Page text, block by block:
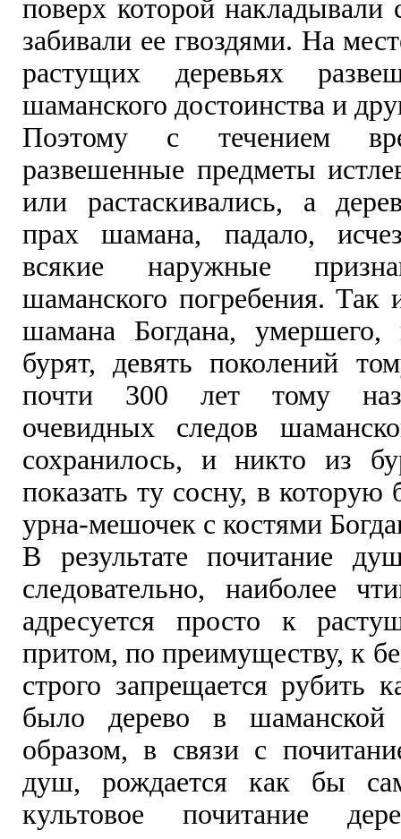
поверх которой накладывали
забивали ее гвоздями. На
растущих деревьях
шаманского достоинства и
Поэтому с течением
развешенные предметы
или растаскивались, а
прах шамана, падало,
всякие наружные
шаманского погребения.
шамана Богдана, умершего,
бурят, девять поколений
почти 300 лет тому
очевидных следов
сохранилось, и никто из
показать ту сосну, в
урна-мешочек с костями
В результате почитание
следовательно, наиболее
адресуется просто к
притом, по преимуществу, к
строго запрещается рубить
было дерево в
образом, в связи с
душ, рождается как бы
культовое почитание